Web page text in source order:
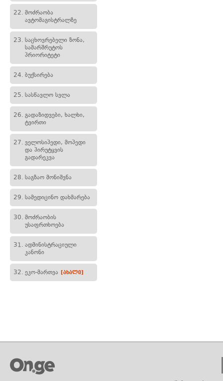
22. მოძრაობა
ავტომაგისტრალზე
23. საცხოვრებელი ზონა,
სამარშრუტოს
პრიორიტეტი
24. ბუქსირება
25. სასწავლო სვლა
26. გადაზიდვები, ხალხი,
ტვირთი
27. ველოსიპედი, მოპედი
და პირუტყვის
გადარეკვა
28. საგზაო მონიშვნა
29. სამედიცინო დახმარება
30. მოძრაობის
უსაფრთხოება
31. ადმინისტრაციული
კანონი
32. ეკო-მართვა [ახალი]